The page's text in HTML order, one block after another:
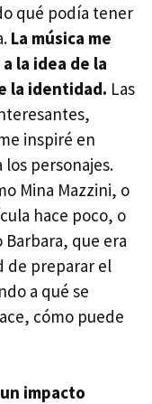
qué podía tener
La música me
la idea de la
la identidad. Las
inspiré en
los personajes.
Mina Mazzini, o
hace poco, o
Barbara, que era
de preparar el
a qué se
cómo puede
impacto